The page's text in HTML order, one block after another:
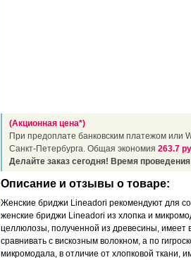
(Акционная цена*)
При предоплате банковским платежом или
Санкт-Петербурга. Общая экономия 263.7
Делайте заказ сегодня! Время
Описание и отзывы о товаре:
Женские бриджи Lineadori рекомендуют для
женские бриджи Lineadori из хлопка и
целлюлозы, полученной из древесины, имеет
сравнивать с вискозным волокном, а по
микромодала, в отличие от хлопковой ткани,